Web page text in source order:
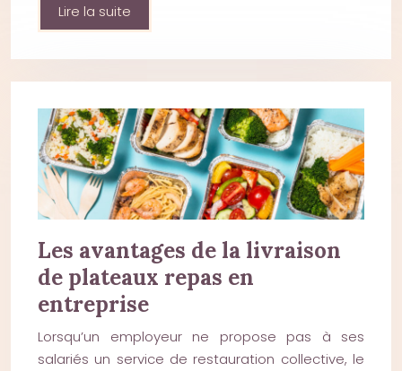
Lire la suite
Les avantages de la livraison
de plateaux repas en
entreprise
Lorsqu’un employeur ne propose pas à ses
salariés un service de restauration collective, le